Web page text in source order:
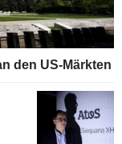
den US-Märkten